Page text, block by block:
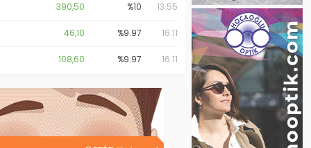
390,50 %10 13:55
46,10 %9.97 16:11
108,60 %9.97 16:11